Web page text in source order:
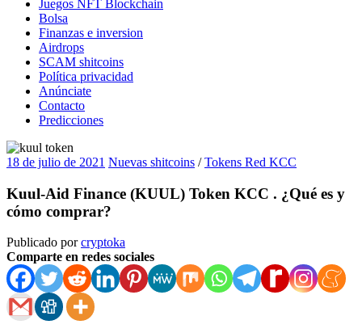
Juegos NFT Blockchain
Bolsa
Finanzas e inversion
Airdrops
SCAM shitcoins
Política privacidad
Anúnciate
Contacto
Predicciones
18 de julio de 2021 Nuevas shitcoins /Tokens Red KCC
Kuul-Aid Finance (KUUL) Token KCC . ¿Qué es y
cómo comprar?
Publicado porcryptoka
Comparte en redes sociales